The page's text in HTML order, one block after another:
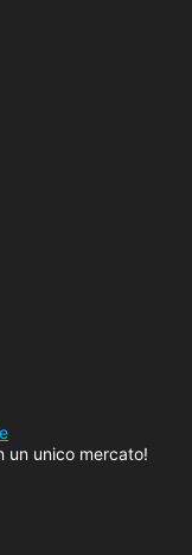
un unico mercato!